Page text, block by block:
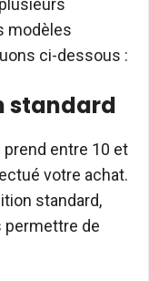
modèles
ci-dessous :
standard
prend entre 10 et
votre achat.
standard,
permettre de